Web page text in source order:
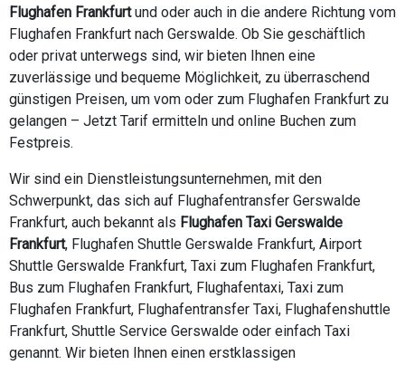
Flughafen Frankfurtund oder auch in die andere Richtung vom
Flughafen Frankfurt nach Gerswalde. Ob Sie geschäftlich
oder privat unterwegs sind, wir bieten Ihnen eine
zuverlässige und bequeme Möglichkeit, zu überraschend
günstigen Preisen, um vom oder zum Flughafen Frankfurt zu
gelangen – Jetzt Tarif ermitteln und online Buchen zum
Festpreis.
Wir sind ein Dienstleistungsunternehmen, mit den
Schwerpunkt, das sich auf Flughafentransfer Gerswalde
Frankfurt, auch bekannt als Flughafen Taxi Gerswalde
Frankfurt, Flughafen Shuttle Gerswalde Frankfurt, Airport
Shuttle Gerswalde Frankfurt, Taxi zum Flughafen Frankfurt,
Bus zum Flughafen Frankfurt, Flughafentaxi, Taxi zum
Flughafen Frankfurt, Flughafentransfer Taxi, Flughafenshuttle
Frankfurt, Shuttle Service Gerswalde oder einfach Taxi
genannt. Wir bieten Ihnen einen erstklassigen